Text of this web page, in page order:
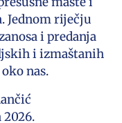
Jednom riječju
i predanja
i izmaštanih
nas.
2026.